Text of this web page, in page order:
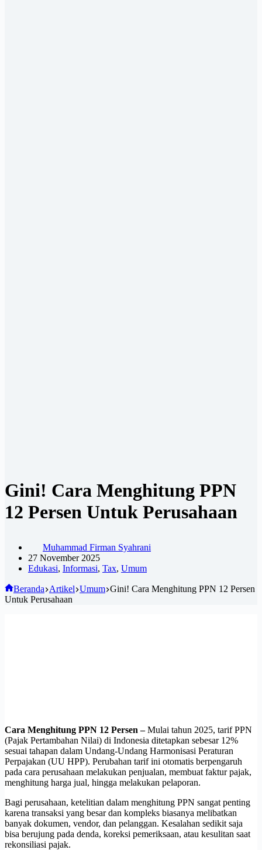
Gini! Cara Menghitung PPN
12 Persen Untuk Perusahaan
Muhammad Firman Syahrani
27 November 2025
Edukasi, Informasi, Tax, Umum
Beranda Artikel Umum Gini! Cara Menghitung PPN 12 Persen
Untuk Perusahaan
Cara Menghitung PPN 12 Persen –Mulai tahun 2025, tarif PPN
(Pajak Pertambahan Nilai) di Indonesia ditetapkan sebesar 12%
sesuai tahapan dalam Undang-Undang Harmonisasi Peraturan
Perpajakan (UU HPP). Perubahan tarif ini otomatis berpengaruh
pada cara perusahaan melakukan penjualan, membuat faktur pajak,
menghitung harga jual, hingga melakukan pelaporan.
Bagi perusahaan, ketelitian dalam menghitung PPN sangat penting
karena transaksi yang besar dan kompleks biasanya melibatkan
banyak dokumen, vendor, dan pelanggan. Kesalahan sedikit saja
bisa berujung pada denda, koreksi pemeriksaan, atau kesulitan saat
rekonsiliasi pajak.